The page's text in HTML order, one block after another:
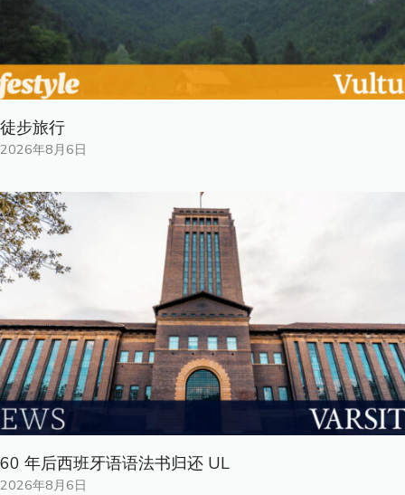
徒步旅行
2026年8月6日
60 年后西班牙语语法书归还 UL
2026年8月6日